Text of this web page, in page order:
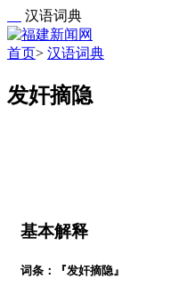
汉语词典
首页> 汉语词典
发奸摘隐
基本解释
词条：『发奸摘隐』